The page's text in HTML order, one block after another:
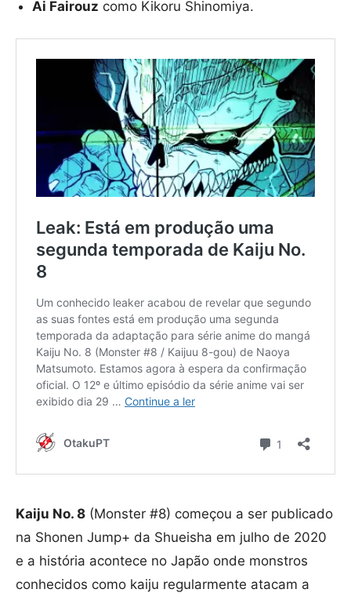
Ai Fairouz como Kikoru Shinomiya.
Kaiju No. 8 (Monster #8) começou a ser publicado
na Shonen Jump+ da Shueisha em julho de 2020
e a história acontece no Japão onde monstros
conhecidos como kaiju regularmente atacam a